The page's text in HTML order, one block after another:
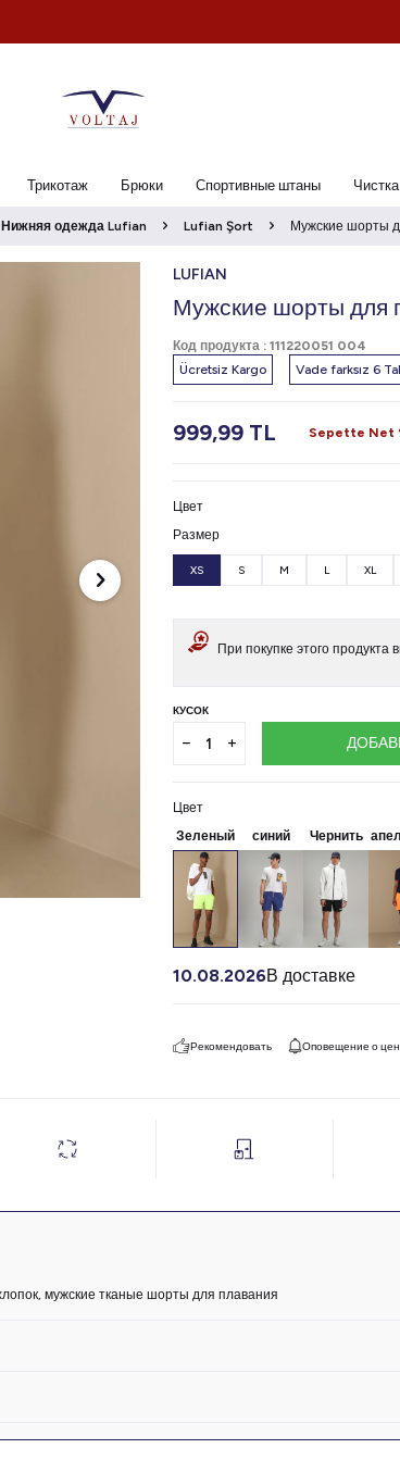
Трикотаж Брюки Спортивные штаны Чистка
Нижняя одежда Lufian Lufian Şort Мужские шорты
LUFIAN
Мужские шорты для
Код продукта : 111220051 004
Ücretsiz Kargo
Vade farksız 6
999,99 TL Sepette Net
Цвет
Размер
XS S M L XL
При покупке этого продукта
КУСОК
Цвет
Зеленый
синий Чернить
10.08.2026В доставке
Рекомендовать Оповещение о
мужские тканые шорты для плавания